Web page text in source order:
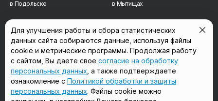
в Подольске в Мытищах
в Реутове в Балашихе
в Сергиевом Посаде в Люберцах
в Красногорске
в Домодедово в Щёлково
Для улучшения работы и сбора статистических
данных сайта собираются данные, используя файлы
cookie и метрические программы. Продолжая работу
с сайтом, Вы даете свое согласие на обработку
персональных данных , а также подтверждаете
ознакомление с Политикой обработки и защиты
персональных данных. Файлы cookie можно